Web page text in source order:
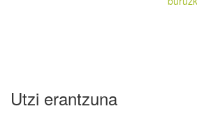
Utzi erantzuna